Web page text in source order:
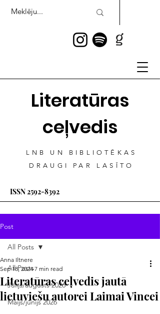
Literatūras
ceļvedis
LNB UN BIBLIOTĒKAS
DRAUGI PAR LASĪTO
ISSN2592-8392
Post
All Posts
Jūlijs/augusts 2026
Maijs/jūnijs 2026
All Posts
Literatūras ceļvedis jautā
lietuviešu autorei Laimai Vincei
Anna Iltnere
Sep 18, 2024 7 min read